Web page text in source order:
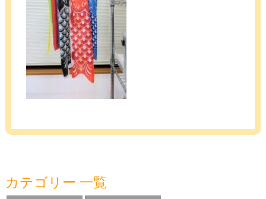
カテゴリー 一覧